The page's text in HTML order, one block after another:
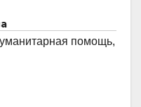
помощь,